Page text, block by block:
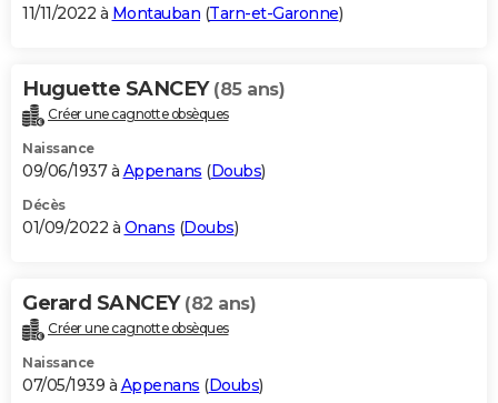
11/11/2022 à Montauban (Tarn-et-Garonne)
Huguette SANCEY (85 ans)
Créer une cagnotte obsèques
Naissance
09/06/1937 à Appenans (Doubs)
Décès
01/09/2022 à Onans (Doubs)
Gerard SANCEY (82 ans)
Créer une cagnotte obsèques
Naissance
07/05/1939 à Appenans (Doubs)